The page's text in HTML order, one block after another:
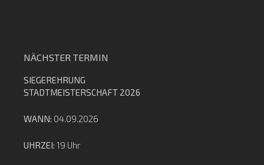
NÄCHSTER TERMIN
SIEGEREHRUNG
STADTMEISTERSCHAFT 2026
WANN: 04.09.2026
UHRZEI: 19 Uhr